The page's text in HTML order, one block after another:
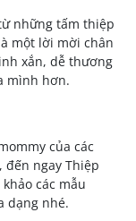
những tấm thiệp
một lời mời chân
xắn, dễ thương
mình hơn.
của các
ngay Thiệp
các mẫu
dạng nhé.